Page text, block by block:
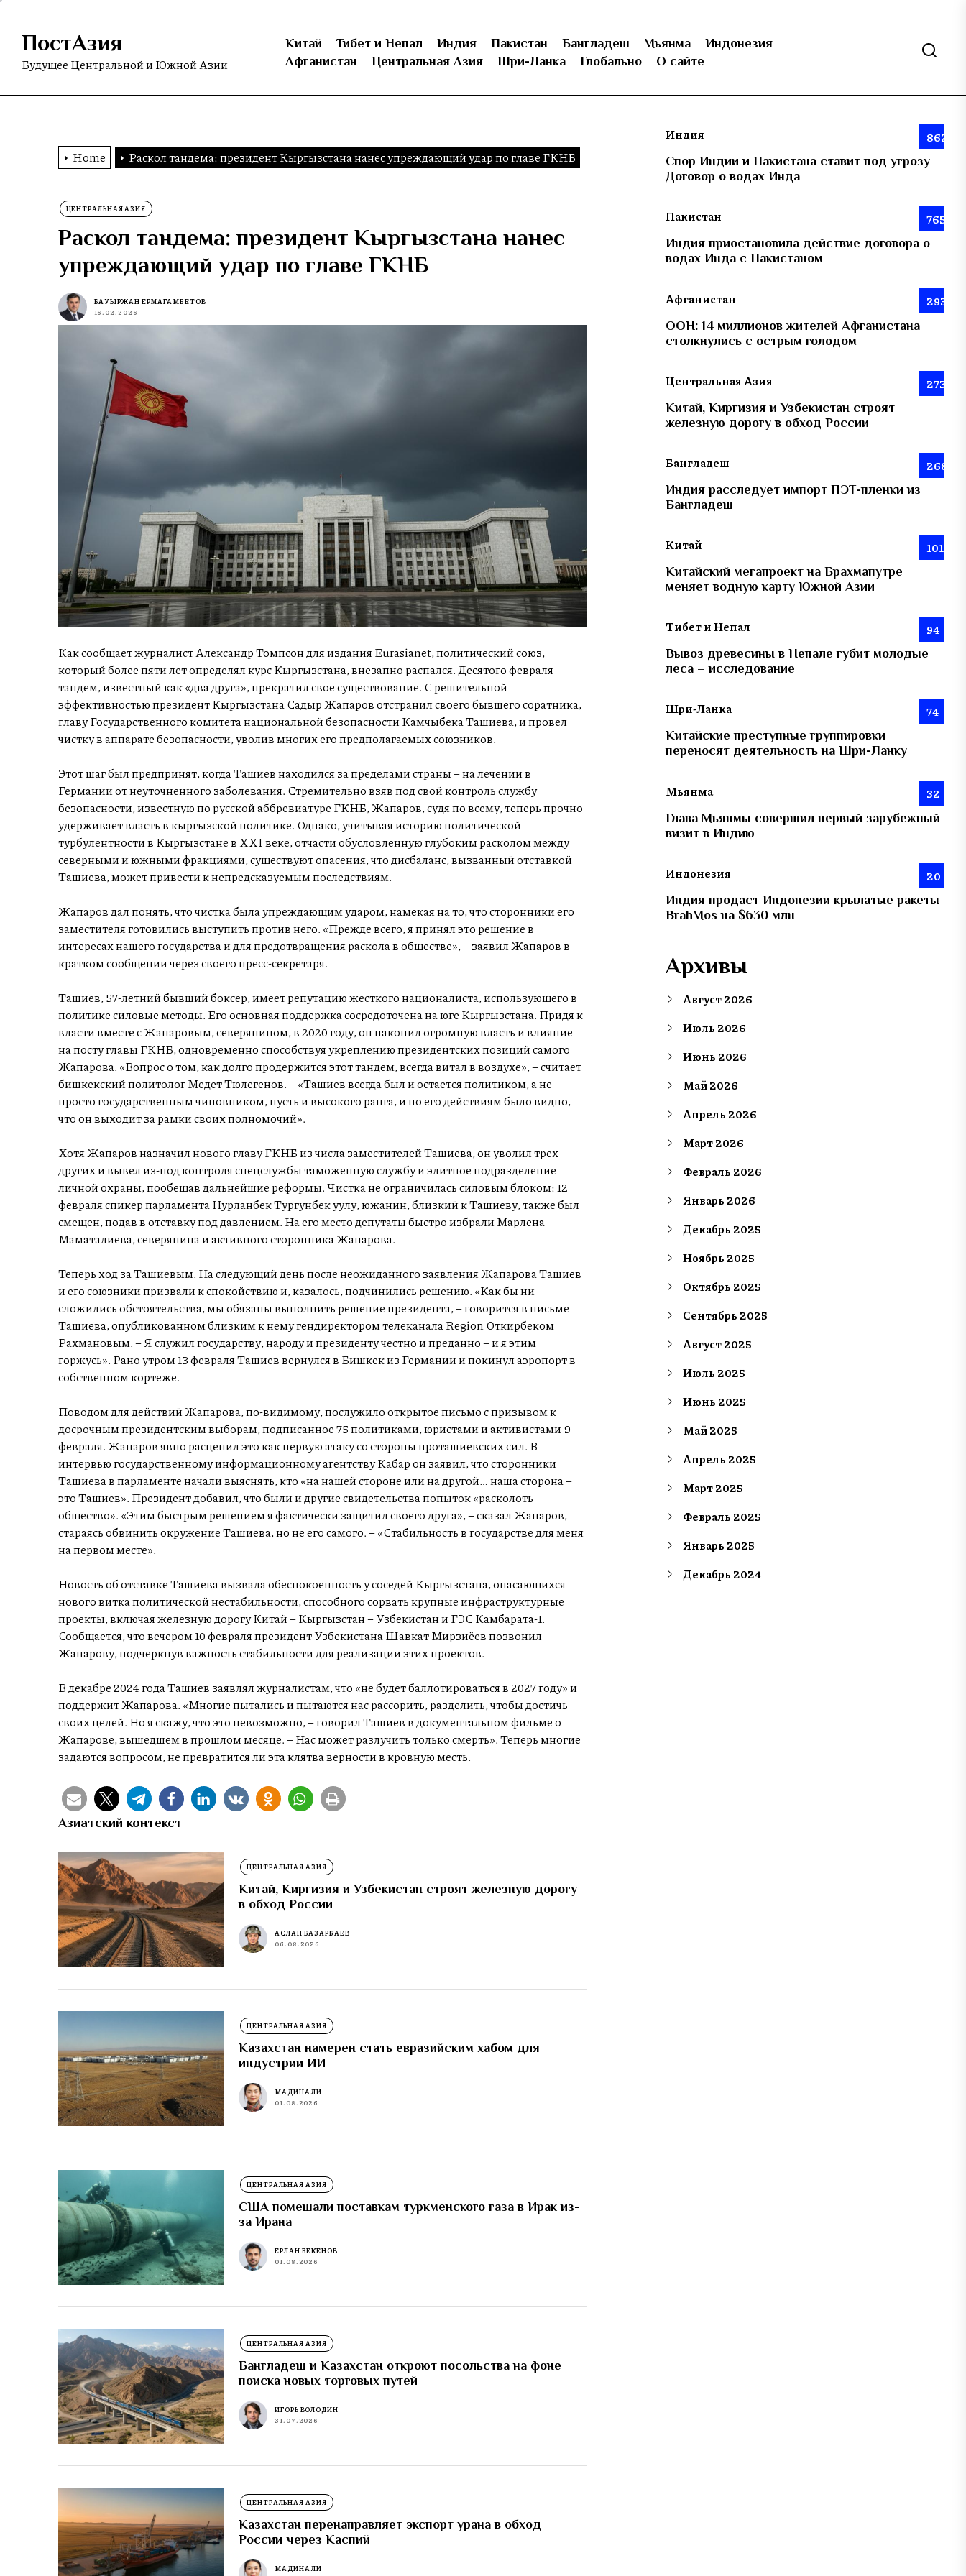
Skip
content
ПостАзия
Будущее Центральной и Южной Азии
Китай Тибет и Непал Индия Пакистан Бангладеш Мьянма
Индонезия
Афганистан
Центральная Азия Шри-Ланка Глобально О сайте
Home Раскол тандема: президент Кыргызстана нанес упреждающий удар по главе ГКНБ
ЦЕНТРАЛЬНАЯ АЗИЯ
Раскол тандема: президент Кыргызстана нанес
упреждающий удар по главе ГКНБ
БАУЫРЖАН ЕРМАГАМБЕТОВ
16.02.2026
Как сообщает журналист Александр Томпсон для издания Eurasianet, политический союз,
который более пяти лет определял курс Кыргызстана, внезапно распался. Десятого февраля
тандем, известный как «два друга», прекратил свое существование. С решительной
эффективностью президент Кыргызстана Садыр Жапаров отстранил своего бывшего соратника,
главу Государственного комитета национальной безопасности Камчыбека Ташиева, и провел
чистку в аппарате безопасности, уволив многих его предполагаемых союзников.
Этот шаг был предпринят, когда Ташиев находился за пределами страны – на лечении в
Германии от неуточненного заболевания. Стремительно взяв под свой контроль службу
безопасности, известную по русской аббревиатуре ГКНБ, Жапаров, судя по всему, теперь прочно
удерживает власть в кыргызской политике. Однако, учитывая историю политической
турбулентности в Кыргызстане в XXI веке, отчасти обусловленную глубоким расколом между
северными и южными фракциями, существуют опасения, что дисбаланс, вызванный отставкой
Ташиева, может привести к непредсказуемым последствиям.
Жапаров дал понять, что чистка была упреждающим ударом, намекая на то, что сторонники его
заместителя готовились выступить против него. «Прежде всего, я принял это решение в
интересах нашего государства и для предотвращения раскола в обществе», – заявил Жапаров в
кратком сообщении через своего пресс-секретаря.
Ташиев, 57-летний бывший боксер, имеет репутацию жесткого националиста, использующего в
политике силовые методы. Его основная поддержка сосредоточена на юге Кыргызстана. Придя к
власти вместе с Жапаровым, северянином, в 2020 году, он накопил огромную власть и влияние
на посту главы ГКНБ, одновременно способствуя укреплению президентских позиций самого
Жапарова. «Вопрос о том, как долго продержится этот тандем, всегда витал в воздухе», – считает
бишкекский политолог Медет Тюлегенов. – «Ташиев всегда был и остается политиком, а не
просто государственным чиновником, пусть и высокого ранга, и по его действиям было видно,
что он выходит за рамки своих полномочий».
Хотя Жапаров назначил нового главу ГКНБ из числа заместителей Ташиева, он уволил трех
других и вывел из-под контроля спецслужбы таможенную службу и элитное подразделение
личной охраны, пообещав дальнейшие реформы. Чистка не ограничилась силовым блоком: 12
февраля спикер парламента Нурланбек Тургунбек уулу, южанин, близкий к Ташиеву, также был
смещен, подав в отставку под давлением. На его место депутаты быстро избрали Марлена
Маматалиева, северянина и активного сторонника Жапарова.
Теперь ход за Ташиевым. На следующий день после неожиданного заявления Жапарова Ташиев
и его союзники призвали к спокойствию и, казалось, подчинились решению. «Как бы ни
сложились обстоятельства, мы обязаны выполнить решение президента, – говорится в письме
Ташиева, опубликованном близким к нему гендиректором телеканала Region Откирбеком
Рахмановым. – Я служил государству, народу и президенту честно и преданно – и я этим
горжусь». Рано утром 13 февраля Ташиев вернулся в Бишкек из Германии и покинул аэропорт в
собственном кортеже.
Поводом для действий Жапарова, по-видимому, послужило открытое письмо с призывом к
досрочным президентским выборам, подписанное 75 политиками, юристами и активистами 9
февраля. Жапаров явно расценил это как первую атаку со стороны проташиевских сил. В
интервью государственному информационному агентству Кабар он заявил, что сторонники
Ташиева в парламенте начали выяснять, кто «на нашей стороне или на другой… наша сторона –
это Ташиев». Президент добавил, что были и другие свидетельства попыток «расколоть
общество». «Этим быстрым решением я фактически защитил своего друга», – сказал Жапаров,
стараясь обвинить окружение Ташиева, но не его самого. – «Стабильность в государстве для меня
на первом месте».
Новость об отставке Ташиева вызвала обеспокоенность у соседей Кыргызстана, опасающихся
нового витка политической нестабильности, способного сорвать крупные инфраструктурные
проекты, включая железную дорогу Китай – Кыргызстан – Узбекистан и ГЭС Камбарата-1.
Сообщается, что вечером 10 февраля президент Узбекистана Шавкат Мирзиёев позвонил
Жапарову, подчеркнув важность стабильности для реализации этих проектов.
В декабре 2024 года Ташиев заявлял журналистам, что «не будет баллотироваться в 2027 году» и
поддержит Жапарова. «Многие пытались и пытаются нас рассорить, разделить, чтобы достичь
своих целей. Но я скажу, что это невозможно, – говорил Ташиев в документальном фильме о
Жапарове, вышедшем в прошлом месяце. – Нас может разлучить только смерть». Теперь многие
задаются вопросом, не превратится ли эта клятва верности в кровную месть.
Азиатский контекст
ЦЕНТРАЛЬНАЯ АЗИЯ
Китай, Киргизия и Узбекистан строят железную дорогу
в обход России
АСЛАН БАЗАРБАЕВ
06.08.2026
ЦЕНТРАЛЬНАЯ АЗИЯ
Казахстан намерен стать евразийским хабом для
индустрии ИИ
МАДИНА ЛИ
01.08.2026
ЦЕНТРАЛЬНАЯ АЗИЯ
США помешали поставкам туркменского газа в Ирак из-
за Ирана
ЕРЛАН БЕКЕНОВ
01.08.2026
ЦЕНТРАЛЬНАЯ АЗИЯ
Бангладеш и Казахстан откроют посольства на фоне
поиска новых торговых путей
ИГОРЬ ВОЛОДИН
31.07.2026
ЦЕНТРАЛЬНАЯ АЗИЯ
Казахстан перенаправляет экспорт урана в обход
России через Каспий
МАДИНА ЛИ
Индия 862
Спор Индии и Пакистана ставит под угрозу
Договор о водах Инда
Пакистан 765
Индия приостановила действие договора о
водах Инда с Пакистаном
Афганистан 293
ООН: 14 миллионов жителей Афганистана
столкнулись с острым голодом
Центральная Азия 273
Китай, Киргизия и Узбекистан строят
железную дорогу в обход России
Бангладеш 268
Индия расследует импорт ПЭТ-пленки из
Бангладеш
Китай 101
Китайский мегапроект на Брахмапутре
меняет водную карту Южной Азии
Тибет и Непал 94
Вывоз древесины в Непале губит молодые
леса – исследование
Шри-Ланка 74
Китайские преступные группировки
переносят деятельность на Шри-Ланку
Мьянма 32
Глава Мьянмы совершил первый зарубежный
визит в Индию
Индонезия 20
Индия продаст Индонезии крылатые ракеты
BrahMos на $630 млн
Архивы
Август 2026
Июль 2026
Июнь 2026
Май 2026
Апрель 2026
Март 2026
Февраль 2026
Январь 2026
Декабрь 2025
Ноябрь 2025
Октябрь 2025
Сентябрь 2025
Август 2025
Июль 2025
Июнь 2025
Май 2025
Апрель 2025
Март 2025
Февраль 2025
Январь 2025
Декабрь 2024